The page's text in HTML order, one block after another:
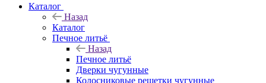
Каталог
Назад
Каталог
Печное литьё
Назад
Печное литьё
Дверки чугунные
Колосниковые решетки чугунные